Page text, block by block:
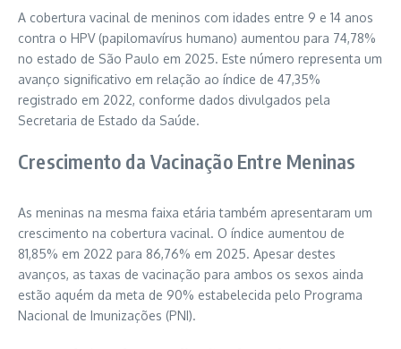
A cobertura vacinal de meninos com idades entre 9 e 14 anos
contra o HPV (papilomavírus humano) aumentou para 74,78%
no estado de São Paulo em 2025. Este número representa um
avanço significativo em relação ao índice de 47,35%
registrado em 2022, conforme dados divulgados pela
Secretaria de Estado da Saúde.
Crescimento da Vacinação Entre Meninas
As meninas na mesma faixa etária também apresentaram um
crescimento na cobertura vacinal. O índice aumentou de
81,85% em 2022 para 86,76% em 2025. Apesar destes
avanços, as taxas de vacinação para ambos os sexos ainda
estão aquém da meta de 90% estabelecida pelo Programa
Nacional de Imunizações (PNI).